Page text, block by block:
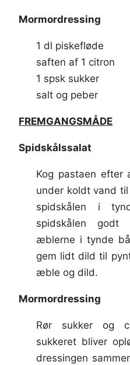
Mormordressing
1 dl piskefløde
saften af 1 citron
1 spsk sukker
salt og peber
FREMGANGSMÅDE
Spidskålssalat
Kog pastaen efter
under koldt vand
spidskålen i
spidskålen
æblerne i tynde
gem lidt dild til
æble og dild.
Mormordressing
Rør sukker og
sukkeret bliver
dressingen